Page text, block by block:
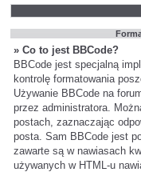
» Co to jest BBCode?
BBCode jest specjalną
kontrolę formatowania
Używanie BBCode na
przez administratora.
postach, zaznaczając
posta. Sam BBCode jest
zawarte są w nawiasach
używanych w HTML-u